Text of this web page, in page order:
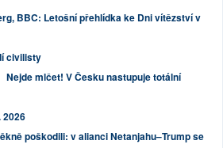
BBC: Letošní přehlídka ke Dni vítězství v
civilisty
Nejde mlčet! V Česku nastupuje totální
2026
poškodili: v alianci Netanjahu–Trump se